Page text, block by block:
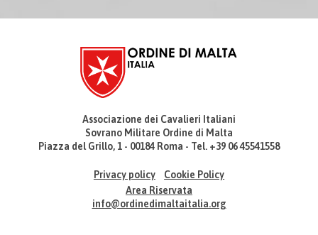
Associazione dei Cavalieri Italiani
Sovrano Militare Ordine di Malta
Piazza del Grillo, 1 - 00184 Roma - Tel. +39 06 45541558
Privacy policy
Cookie Policy
Area Riservata
info@ordinedimaltaitalia.org